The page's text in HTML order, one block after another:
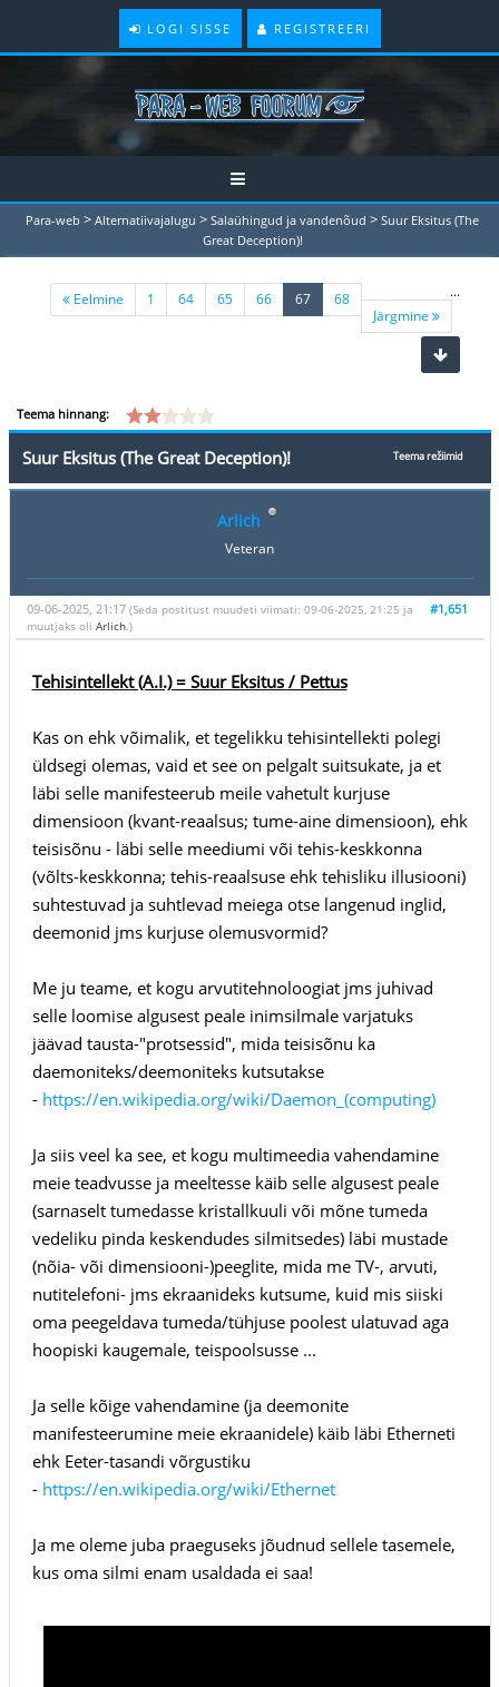
LOGI SISSE REGISTREERI
Para-web > Alternatiivajalugu > Salaühingud ja vandenõud > Suur Eksitus (The
Great Deception)!
Eelmine 1 ...
64 65 66 67(current)
68
Järgmine
Teema hinnang:
Teema režiimid
Suur Eksitus (The Great Deception)!
Arlich
Veteran
#1,651
09-06-2025, 21:17 (Seda postitust muudeti viimati: 09-06-2025, 21:25 ja
muutjaks oli Arlich.)
Tehisintellekt (A.I.) = Suur Eksitus / Pettus
Kas on ehk võimalik, et tegelikku tehisintellekti polegi
üldsegi olemas, vaid et see on pelgalt suitsukate, ja et
läbi selle manifesteerub meile vahetult kurjuse
dimensioon (kvant-reaalsus; tume-aine dimensioon), ehk
teisisõnu - läbi selle meediumi või tehis-keskkonna
(võlts-keskkonna; tehis-reaalsuse ehk tehisliku illusiooni)
suhtestuvad ja suhtlevad meiega otse langenud inglid,
deemonid jms kurjuse olemusvormid?
Me ju teame, et kogu arvutitehnoloogiat jms juhivad
selle loomise algusest peale inimsilmale varjatuks
jäävad tausta-"protsessid", mida teisisõnu ka
daemoniteks/deemoniteks kutsutakse
- https://en.wikipedia.org/wiki/Daemon_(computing)
Ja siis veel ka see, et kogu multimeedia vahendamine
meie teadvusse ja meeltesse käib selle algusest peale
(sarnaselt tumedasse kristallkuuli või mõne tumeda
vedeliku pinda keskendudes silmitsedes) läbi mustade
(nõia- või dimensiooni-)peeglite, mida me TV-, arvuti,
nutitelefoni- jms ekraanideks kutsume, kuid mis siiski
oma peegeldava tumeda/tühjuse poolest ulatuvad aga
hoopiski kaugemale, teispoolsusse ...
Ja selle kõige vahendamine (ja deemonite
manifesteerumine meie ekraanidele) käib läbi Etherneti
ehk Eeter-tasandi võrgustiku
- https://en.wikipedia.org/wiki/Ethernet
Ja me oleme juba praeguseks jõudnud sellele tasemele,
kus oma silmi enam usaldada ei saa!